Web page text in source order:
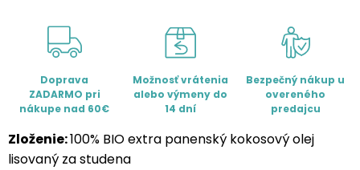
Doprava
ZADARMO pri
nákupe nad 60€
Možnosť vrátenia
alebo výmeny do
14 dní
Bezpečný nákup u
overeného
predajcu
Zloženie:100% BIO extra panenský kokosový olej
lisovaný za studena